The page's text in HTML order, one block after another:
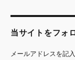
当サイトをフォ
メールアドレスを記